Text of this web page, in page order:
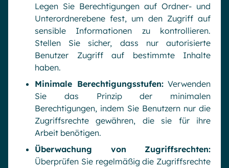
Legen Sie Berechtigungen auf Ordner- und
Unterordnerebene fest, um den Zugriff auf
sensible Informationen zu kontrollieren.
Stellen Sie sicher, dass nur autorisierte
Benutzer Zugriff auf bestimmte Inhalte
haben.
Minimale Berechtigungsstufen:Verwenden
Sie das Prinzip der minimalen
Berechtigungen, indem Sie Benutzern nur die
Zugriffsrechte gewähren, die sie für ihre
Arbeit benötigen.
Überwachung von Zugriffsrechten:
Überprüfen Sie regelmäßig die Zugriffsrechte